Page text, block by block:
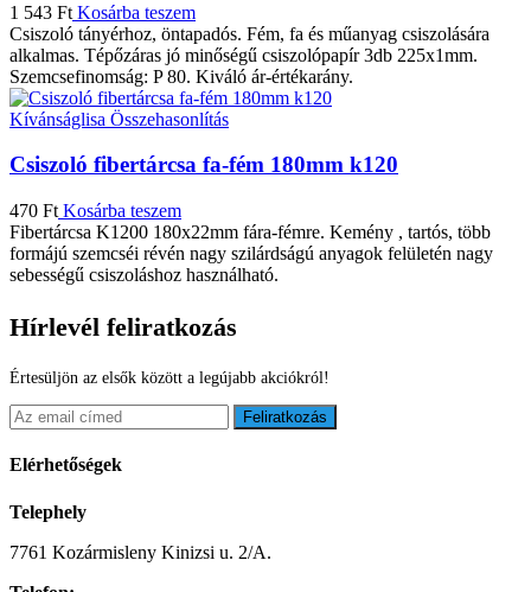
1 543 Ft Kosárba teszem
Csiszoló tányérhoz, öntapadós. Fém, fa és műanyag csiszolására
alkalmas. Tépőzáras jó minőségű csiszolópapír 3db 225x1mm.
Szemcsefinomság: P 80. Kiváló ár-értékarány.
Kívánságlisa Összehasonlítás
Csiszoló fibertárcsa fa-fém 180mm k120
470 Ft Kosárba teszem
Fibertárcsa K1200 180x22mm fára-fémre. Kemény , tartós, több
formájú szemcséi révén nagy szilárdságú anyagok felületén nagy
sebességű csiszoláshoz használható.
Hírlevél feliratkozás
Értesüljön az elsők között a legújabb akciókról!
Feliratkozás
Elérhetőségek
Telephely
7761 Kozármisleny Kinizsi u. 2/A.